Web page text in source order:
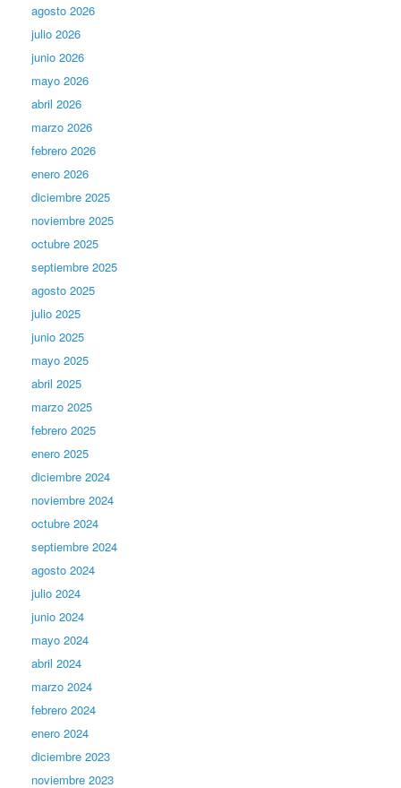
agosto 2026
julio 2026
junio 2026
mayo 2026
abril 2026
marzo 2026
febrero 2026
enero 2026
diciembre 2025
noviembre 2025
octubre 2025
septiembre 2025
agosto 2025
julio 2025
junio 2025
mayo 2025
abril 2025
marzo 2025
febrero 2025
enero 2025
diciembre 2024
noviembre 2024
octubre 2024
septiembre 2024
agosto 2024
julio 2024
junio 2024
mayo 2024
abril 2024
marzo 2024
febrero 2024
enero 2024
diciembre 2023
noviembre 2023